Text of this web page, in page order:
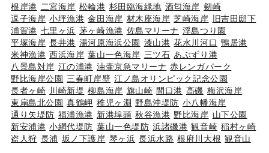
根岸港 二宮海岸 松輪港 杉田臨海緑地 酒匂海岸 剱崎
逗子海岸 小坪漁港 金田海岸 材木座海岸 芝崎海岸 旧吉田邸下
浦賀港 七里ヶ浜 茅ヶ崎漁港 佐島マリーナ 浮島つり園
平塚海岸 長井港 湯河原海浜公園 漆山港 花水川河口 鴨居港
米神漁港 西浜海岸 葉山一色海岸 三ツ石 あぶずり港
八景島対岸 江の浦港 油壷京急マリーナ 赤レンガパーク
野比海岸公園 三春町岸壁 江ノ島オリンピック記念公園
長者ヶ崎 川崎新堤 柳島海岸 旗山崎 間口港 高磯 梅沢海岸
東扇島北公園 真鶴岬 稚児ヶ淵 野島沖堤防 小八幡海岸
通り矢堤防 福浦漁港 新港埠頭 秋谷漁港 野比海岸 山下公園
新安浦港 小網代堤防 葉山一色堤防 浜諸磯港 観音崎 稲村ヶ崎
盗人狩 長浦 坂ノ下護岸 琴ヶ浜 長浜水路 根府川大根 観音山